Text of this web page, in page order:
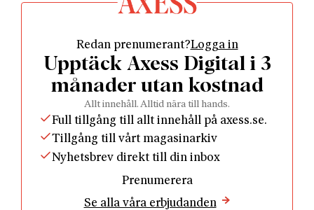
2005 där väljarnas sade nej till fördjupad europeisk
tillväxtpakten i början av 2000-talet, hanteringen av
finanskrisen och skuldkrisen i Sydeuropa,
flyktingkrisen 2015, brexitomröstningen 2016 och nu
senast pandemin relaterad till utbrottet och
spridningen av covid-19.
Kriserna har ackompanjerats av alarmerande
rubriker om att risken är stor att EU bryter samman.
och att euroområdet riskerar att kollapsa.
Samtidigt har EU visat sig vara en överlevare. EU-
Redan prenumerant?Logga in
Upptäck Axess Digital i 3
månader utan kostnad
Allt innehåll. Alltid nära till hands.
Full tillgång till allt innehåll på axess.se.
Tillgång till vårt magasinarkiv
Nyhetsbrev direkt till din inbox
Prenumerera
Se alla våra erbjudanden